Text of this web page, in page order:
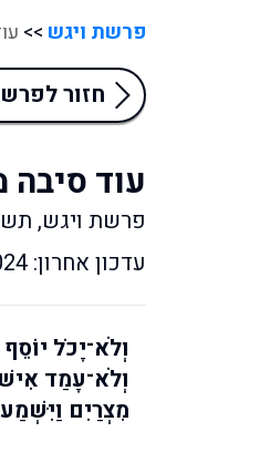
פרשת ויגש >>
חזור
עוד סיבה
פרשת ויגש,
עדכון אחרון: 29/12/2024
וְלֹא־יָכֹל
וְלֹא־עָמַד
מִצְרַיִם